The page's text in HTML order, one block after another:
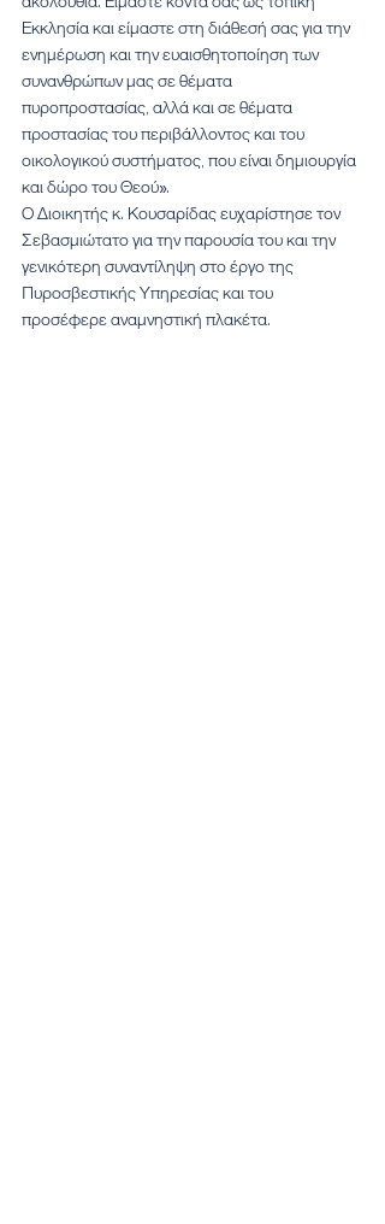
Εκκλησία και είμαστε στη διάθεσή σας για την
ενημέρωση και την ευαισθητοποίηση των
συνανθρώπων μας σε θέματα
πυροπροστασίας, αλλά και σε θέματα
προστασίας του περιβάλλοντος και του
οικολογικού συστήματος, που είναι δημιουργία
και δώρο του Θεού».
Ο Διοικητής κ. Κουσαρίδας ευχαρίστησε τον
Σεβασμιώτατο για την παρουσία του και την
γενικότερη συναντίληψη στο έργο της
Πυροσβεστικής Υπηρεσίας και του
προσέφερε αναμνηστική πλακέτα.